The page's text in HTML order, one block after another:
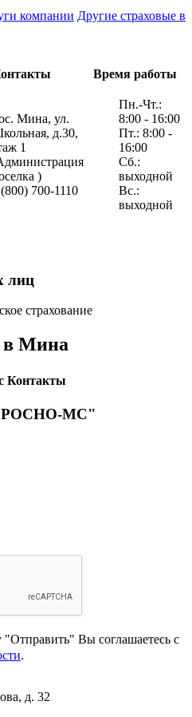
компании Другие страховые в
Время работы
Мина, ул.
д.30,
1
)
700-1110
Пн.-Чт.:
8:00 - 16:00
Пт.: 8:00 -
16:00
Сб.:
выходной
Вс.:
выходной
лиц
страхование
в Мина
Контакты
"РОСНО-МС"
Вы соглашаетесь с
.
д. 32